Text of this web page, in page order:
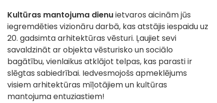
Kultūras mantojuma dienuietvaros aicinām jūs
iegremdēties vizionāru darbā, kas atstājis iespaidu uz
20. gadsimta arhitektūras vēsturi. Ļaujiet sevi
savaldzināt ar objekta vēsturisko un sociālo
bagātību, vienlaikus atklājot telpas, kas parasti ir
slēgtas sabiedrībai. Iedvesmojošs apmeklējums
visiem arhitektūras mīļotājiem un kultūras
mantojuma entuziastiem!